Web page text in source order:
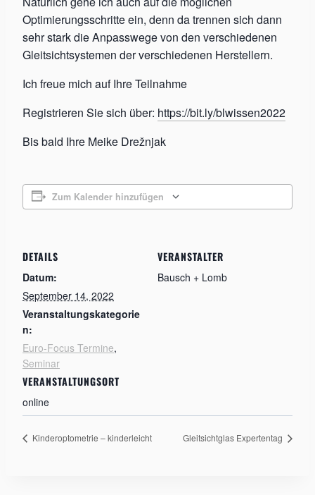
Optimierungsschritte ein, denn da trennen sich dann
sehr stark die Anpasswege von den verschiedenen
Gleitsichtsystemen der verschiedenen Herstellern.
Ich freue mich auf Ihre Teilnahme
Registrieren Sie sich über: https://bit.ly/blwissen2022
Bis bald Ihre Meike Drežnjak
Zum Kalender hinzufügen
DETAILS
Datum:
September 14, 2022
Veranstaltungskategorie
n:
Euro-Focus Termine,
Seminar
VERANSTALTUNGSORT
online
VERANSTALTER
Bausch + Lomb
Kinderoptometrie – kinderleicht Gleitsichtglas Expertentag